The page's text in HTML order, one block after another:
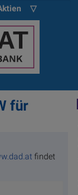
▽
für
findet